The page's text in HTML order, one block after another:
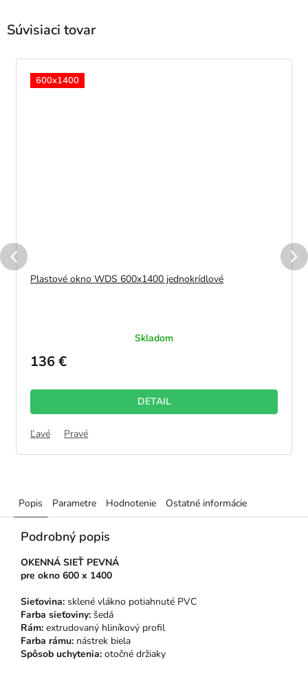
Súvisiaci tovar
600x1400
Plastové okno WDS 600x1400 jednokrídlové
Skladom
136 €
DETAIL
Ľavé Pravé
Popis Parametre Hodnotenie Ostatné informácie
Podrobný popis
OKENNÁ SIEŤ PEVNÁ
pre okno 600 x 1400
Sieťovina: sklené vlákno potiahnuté PVC
Farba sieťoviny: šedá
Rám: extrudovaný hliníkový profil
Farba rámu: nástrek biela
Spôsob uchytenia: otočné držiaky